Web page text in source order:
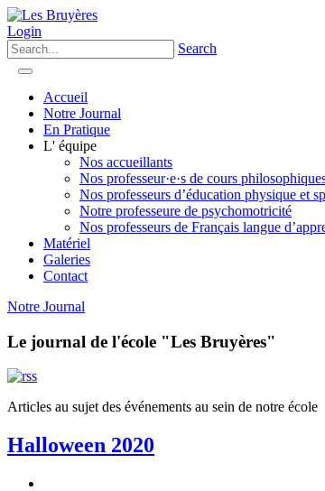
Login
Search
Accueil
Notre Journal
En Pratique
L' équipe
Nos accueillants
Nos professeur·e·s de cours
Nos professeurs d’éducation physique et
Notre professeure de psychomotricité
Nos professeurs de Français langue
Matériel
Galeries
Contact
Notre Journal
Le journal de l'école "Les Bruyères"
Articles au sujet des événements au sein de notre école
Halloween 2020